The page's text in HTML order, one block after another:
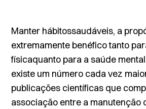
Manter hábitossaudáveis, a
extremamente benéfico tanto
físicaquanto para a saúde
existe um número cada vez
publicações científicas que
associação entre a manutenção